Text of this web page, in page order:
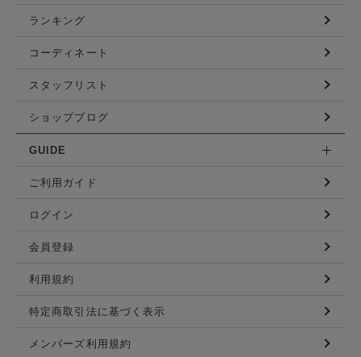
ランキング
コーディネート
スタッフリスト
ショップブログ
GUIDE
ご利用ガイド
ログイン
会員登録
利用規約
特定商取引法に基づく表示
メンバーズ利用規約